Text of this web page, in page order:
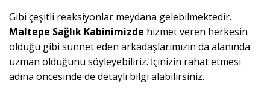
Gibi çeşitli reaksiyonlar meydana gelebilmektedir.
Maltepe Sağlık Kabinimizde hizmet veren herkesin
olduğu gibi sünnet eden arkadaşlarımızın da alanında
uzman olduğunu söyleyebiliriz. İçinizin rahat etmesi
adına öncesinde de detaylı bilgi alabilirsiniz.